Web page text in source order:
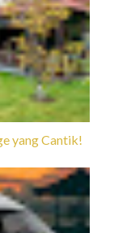
yang Cantik!